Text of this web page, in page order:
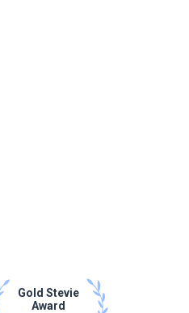
Gold Stevie
Award